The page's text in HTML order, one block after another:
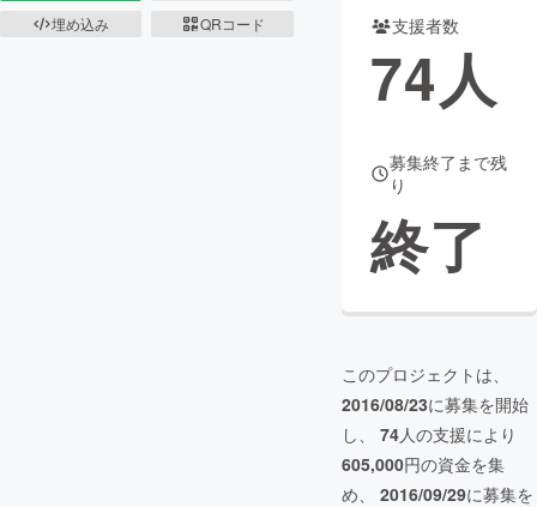
埋め込み
QRコード 支援者数
74人
募集終了まで残
り
終了
このプロジェクトは、
2016/08/23に募集を開始
し、 74人の支援により
605,000円の資金を集
め、 2016/09/29に募集を